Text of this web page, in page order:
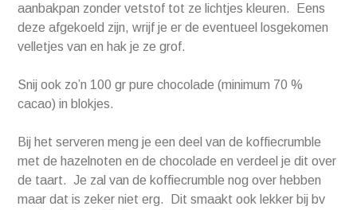
aanbakpan zonder vetstof tot ze lichtjes kleuren. Eens
deze afgekoeld zijn, wrijf je er de eventueel losgekomen
velletjes van en hak je ze grof.
Snij ook zo’n 100 gr pure chocolade (minimum 70 %
cacao) in blokjes.
Bij het serveren meng je een deel van de koffiecrumble
met de hazelnoten en de chocolade en verdeel je dit over
de taart. Je zal van de koffiecrumble nog over hebben
maar dat is zeker niet erg. Dit smaakt ook lekker bij bv